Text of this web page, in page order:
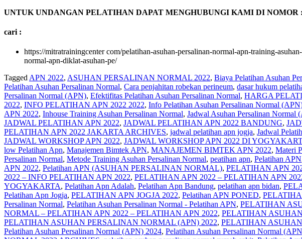
UNTUK UNDANGAN PELATIHAN DAPAT MENGHUBUNGI KAMI DI NOMOR :
cari :
https://mitratrainingcenter com/pelatihan-asuhan-persalinan-normal-apn-training-
normal-apn-diklat-asuhan-pe/
Tagged APN 2022, ASUHAN PERSALINAN NORMAL 2022, Biaya Pelatihan Asuhan
Pelatihan Asuhan Persalinan Normal, Cara penjahitan robekan perineum, dasar hukum
Persalinan Normal (APN), Efektifitas Pelatihan Asuhan Persalinan Normal, HARGA
2022, INFO PELATIHAN APN 2022 2022, Info Pelatihan Asuhan Persalinan Normal
APN 2022, Inhouse Training Asuhan Persalinan Normal, Jadwal Asuhan Persalinan Normal
JADWAL PELATIHAN APN 2022, JADWAL PELATIHAN APN 2022 BANDUNG,
PELATIHAN APN 2022 JAKARTA ARCHIVES, jadwal pelatihan apn jogja, Jadwal
JADWAL WORKSHOP APN 2022, JADWAL WORKSHOP APN 2022 DI
low Pelatihan Apn, Manajemen Bimtek APN, MANAJEMEN BIMTEK APN 2022, Materi
Persalinan Normal, Metode Training Asuhan Persalinan Normal, peatihan apn, Pelatihan APN
APN 2022, Pelatihan APN (ASUHAN PERSALINAN NORMAL), PELATIHAN APN
2022 – INFO PELATIHAN APN 2022, PELATIHAN APN 2022 – PELATIHAN APN
YOGYAKARTA, Pelatihan Apn Adalah, Pelatihan Apn Bandung, pelatihan apn bidan,
Pelatihan Apn Jogja, PELATIHAN APN JOGJA 2022, Pelatihan APN PONED,
Persalinan Normal, Pelatihan Asuhan Persalinan Normal - Pelatihan APN, PELATIHAN
NORMAL – PELATIHAN APN 2022 – PELATIHAN APN 2022, PELATIHAN
PELATIHAN ASUHAN PERSALINAN NORMAL (APN) 2022, PELATIHAN
Pelatihan Asuhan Persalinan Normal (APN) 2024, Pelatihan Asuhan Persalinan Normal